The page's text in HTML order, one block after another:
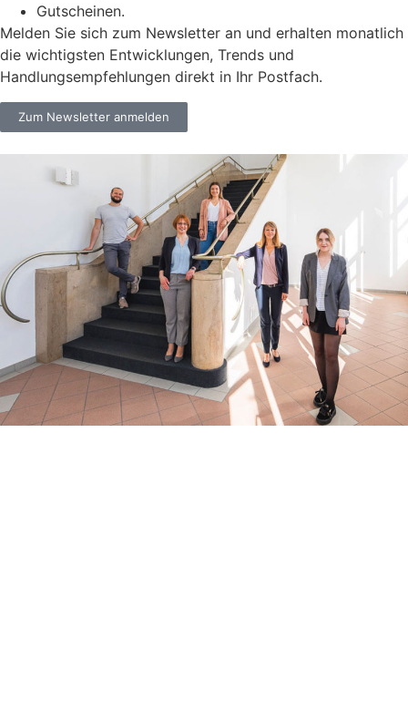
Gutscheinen.
Melden Sie sich zum Newsletter an und erhalten monatlich
die wichtigsten Entwicklungen, Trends und
Handlungsempfehlungen direkt in Ihr Postfach.
Zum Newsletter anmelden